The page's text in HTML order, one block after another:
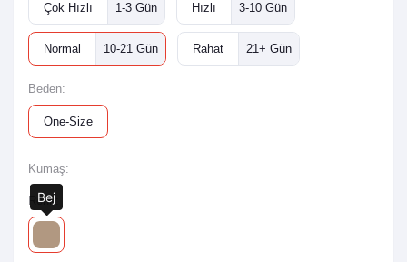
Çok Hızlı 1-3 Gün Hızlı 3-10 Gün
Normal 10-21 Gün Rahat 21+ Gün
Beden:
One-Size
Kumaş:
Renk:
Bej